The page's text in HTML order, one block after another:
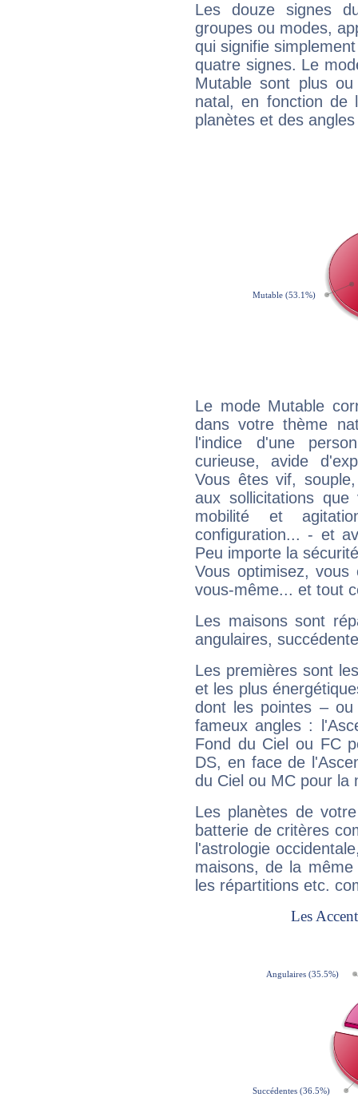
Les douze signes
groupes ou modes,
qui signifie
quatre signes. Le
Mutable sont plus
natal, en fonction de
planètes et des
Le mode Mutable
dans votre thème
l'indice d'une
curieuse, avide
Vous êtes vif,
aux sollicitations
mobilité et
configuration... - et
Peu importe la
Vous optimisez, vous
vous-même... et tout
Les maisons sont
angulaires,
Les premières sont
et les plus
dont les pointes –
fameux angles :
Fond du Ciel ou FC
DS, en face de
du Ciel ou MC pour la
Les planètes de
batterie de critères
l'astrologie
maisons, de la
les répartitions etc.